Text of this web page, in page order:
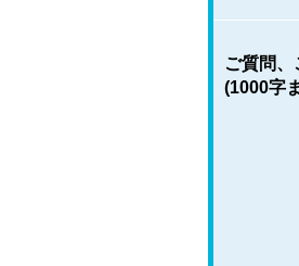
ご質問、
(1000字